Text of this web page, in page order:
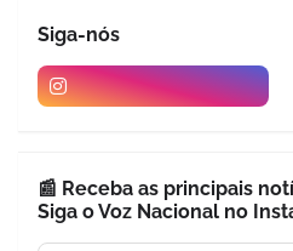
Siga-nós
📰 Receba as principais
Siga o Voz Nacional no